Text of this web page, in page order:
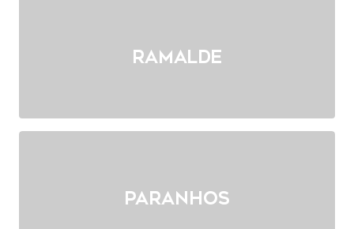
Ramalde
Paranhos